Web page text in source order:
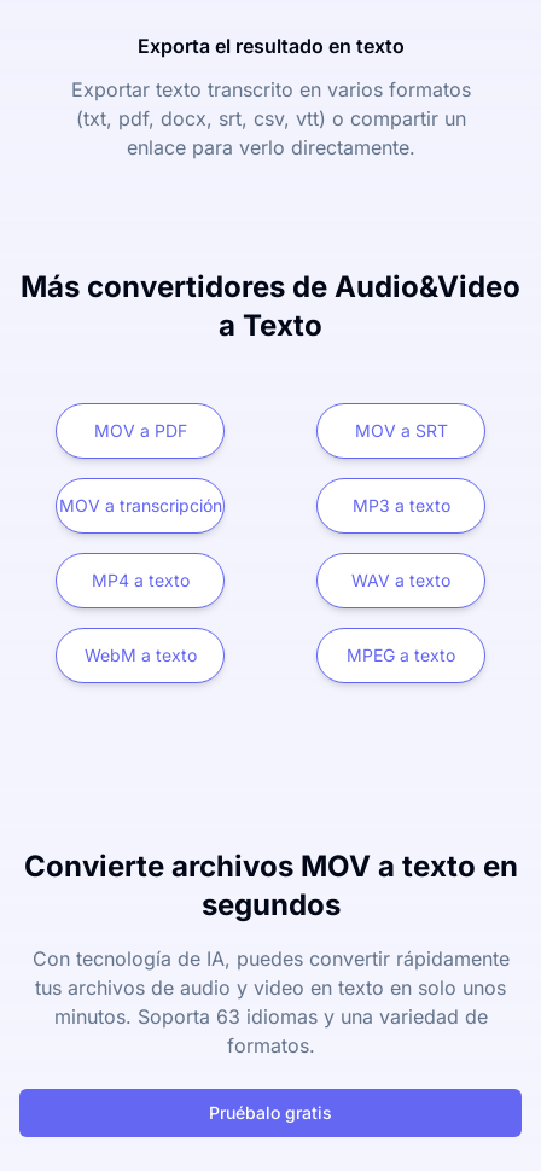
Exporta el resultado en texto
Exportar texto transcrito en varios formatos
(txt, pdf, docx, srt, csv, vtt) o compartir un
enlace para verlo directamente.
Más convertidores de Audio&Video
a Texto
MOV a PDF MOV a SRT
MOV a transcripción MP3 a texto
MP4 a texto WAV a texto
WebM a texto MPEG a texto
Convierte archivos MOV a texto en
segundos
Con tecnología de IA, puedes convertir rápidamente
tus archivos de audio y video en texto en solo unos
minutos. Soporta 63 idiomas y una variedad de
formatos.
Pruébalo gratis